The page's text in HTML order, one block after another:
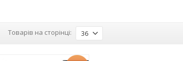
Товарів на сторінці: 36